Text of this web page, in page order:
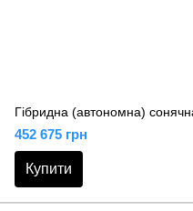
Гібридна (автономна)
452 675 грн
Купити